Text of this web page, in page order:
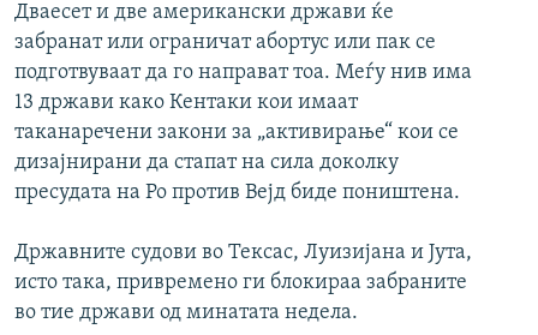
Дваесет и две американски држави ќе
забранат или ограничат абортус или пак се
подготвуваат да го направат тоа. Меѓу нив има
13 држави како Кентаки кои имаат
таканаречени закони за „активирање“ кои се
дизајнирани да стапат на сила доколку
пресудата на Ро против Вејд биде поништена.
Државните судови во Тексас, Луизијана и Јута,
исто така, привремено ги блокираа забраните
во тие држави од минатата недела.